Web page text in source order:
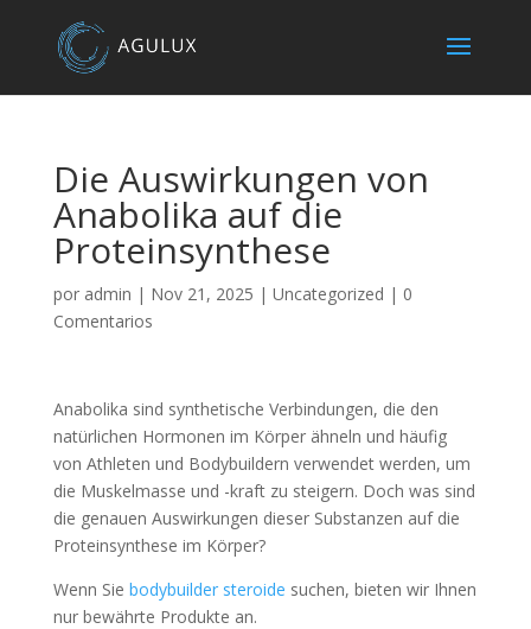
Die Auswirkungen von
Anabolika auf die
Proteinsynthese
por admin | Nov 21, 2025 | Uncategorized | 0
Comentarios
Anabolika sind synthetische Verbindungen, die den
natürlichen Hormonen im Körper ähneln und häufig
von Athleten und Bodybuildern verwendet werden, um
die Muskelmasse und -kraft zu steigern. Doch was sind
die genauen Auswirkungen dieser Substanzen auf die
Proteinsynthese im Körper?
Wenn Sie bodybuilder steroide suchen, bieten wir Ihnen
nur bewährte Produkte an.